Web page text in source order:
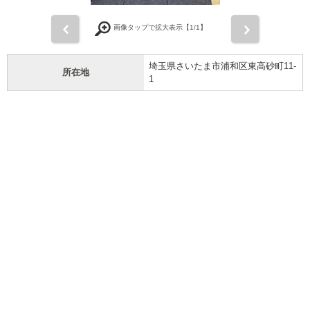
画像タップで拡大表示【1/1】
所在地
埼玉県さいたま市浦和区東高砂町11-
1